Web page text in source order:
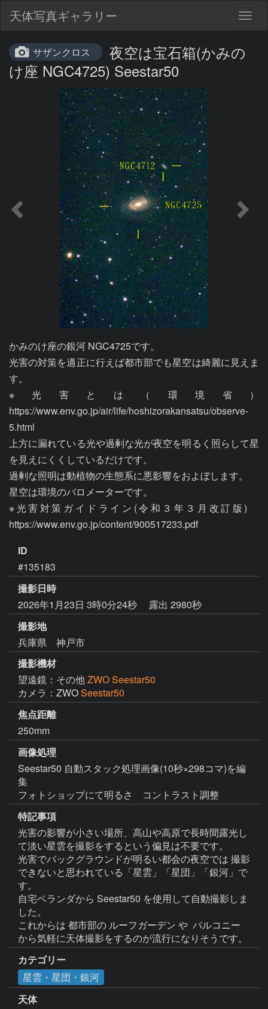
天体写真ギャラリー
サザンクロス
夜空は宝石箱(かみの
け座 NGC4725) Seestar50
かみのけ座の銀河 NGC4725です。
光害の対策を適正に行えば都市部でも星空は綺麗に見えま
す。
※光害とは（環境省）
https://www.env.go.jp/air/life/hoshizorakansatsu/observe-
5.html
上方に漏れている光や過剰な光が夜空を明るく照らして星
を見えにくくしているだけです。
過剰な照明は動植物の生態系に悪影響をおよぼします。
星空は環境のバロメーターです。
※光害対策ガイドライン(令和３年３月改訂版)
https://www.env.go.jp/content/900517233.pdf
ID
#135183
撮影日時
2026年1月23日 3時0分24秒
露出 2980秒
撮影地
兵庫県 神戸市
撮影機材
望遠鏡：その他ZWO Seestar50
カメラ：ZWOSeestar50
焦点距離
250mm
画像処理
Seestar50 自動スタック処理画像(10秒×298コマ)を編
集
特記事項
光害の影響が小さい場所、高山や高原で長時間露光し
て淡い星雲を撮影をするという偏見は不要です。
光害でバックグラウンドが明るい都会の夜空では 撮影
できないと思われている「星雲」「星団」「銀河」で
す。
自宅ベランダから Seestar50 を使用して自動撮影しま
した。
これからは 都市部の ルーフガーデン や  バルコニー
カテゴリー
星雲・星団・銀河
天体